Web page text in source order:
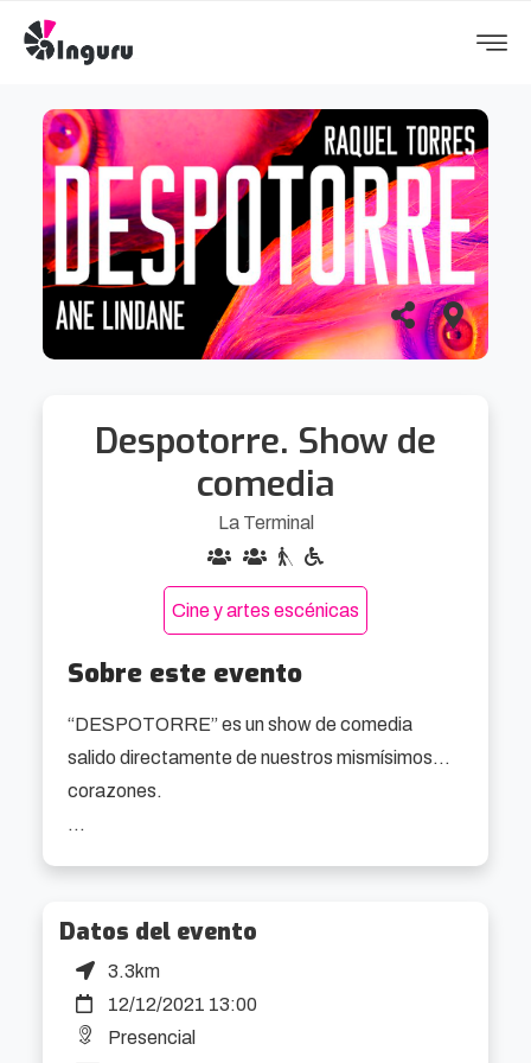
Despotorre. Show de
comedia
La Terminal
Cine y artes escénicas
Sobre este evento
“DESPOTORRE” es un show de comedia
salido directamente de nuestros mismísimos…
corazones.
Rakel Torres dan forma a éste espectáculo que
no deja indiferente a nadie, sobre todo a los que
no estén acostumbrados a ver a dos mujeres
haciendo chistes, explicando por qué el
Datos del evento
3.3km
12/12/2021 13:00
Presencial